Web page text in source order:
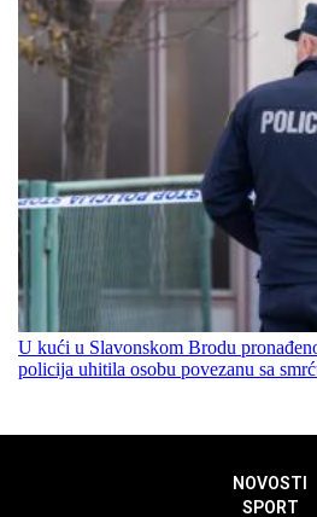
U kući u Slavonskom Brodu
policija uhitila osobu povezanu sa
NOVOSTI
SPORT